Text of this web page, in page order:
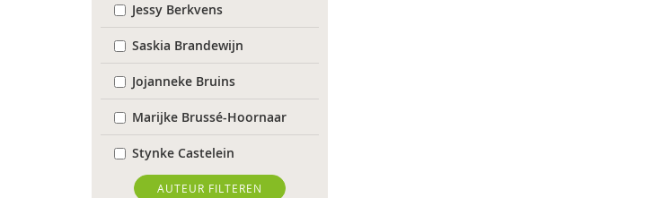
Jessy Berkvens
Saskia Brandewijn
Jojanneke Bruins
Marijke Brussé-Hoornaar
Stynke Castelein
Dirk Corstens
AUTEUR FILTEREN